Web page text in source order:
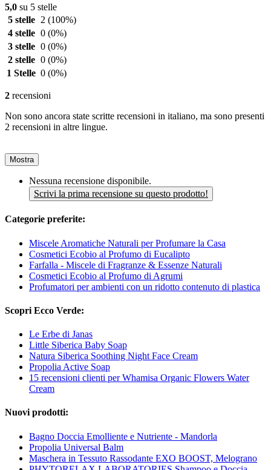
5,0 su 5 stelle
5 stelle
2 (100%)
4 stelle 0 (0%)
3 stelle 0 (0%)
2 stelle 0 (0%)
1 Stelle 0 (0%)
2 recensioni
Non sono ancora state scritte recensioni in italiano, ma sono presenti
2 recensioni in altre lingue.
Mostra
Nessuna recensione disponibile.
Scrivi la prima recensione su questo prodotto!
Categorie preferite:
Miscele Aromatiche Naturali per Profumare la Casa
Cosmetici Ecobio al Profumo di Eucalipto
Farfalla - Miscele di Fragranze & Essenze Naturali
Cosmetici Ecobio al Profumo di Agrumi
Profumatori per ambienti con un ridotto contenuto di plastica
Scopri Ecco Verde:
Le Erbe di Janas
Little Siberica Baby Soap
Natura Siberica Soothing Night Face Cream
Propolia Active Soap
15 recensioni clienti per Whamisa Organic Flowers Water
Cream
Nuovi prodotti:
Bagno Doccia Emolliente e Nutriente - Mandorla
Propolia Universal Balm
Maschera in Tessuto Rassodante EXO BOOST, Melograno